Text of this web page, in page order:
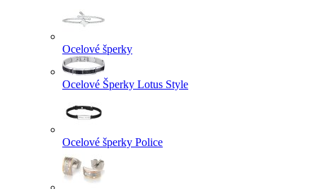
Ocelové šperky
Ocelové Šperky Lotus Style
Ocelové šperky Police